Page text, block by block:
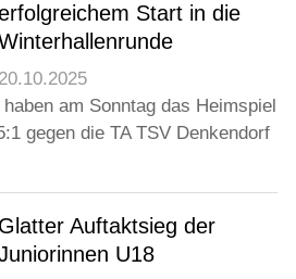
Start in die
20.10.2025
am Sonntag das Heimspiel
gegen die TA TSV Denkendorf
Glatter Auftaktsieg der
U18